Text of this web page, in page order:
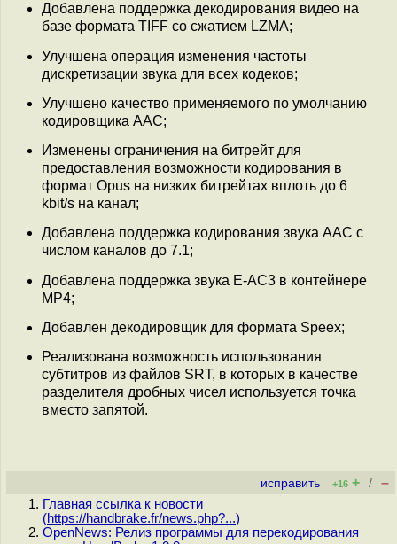
Добавлена поддержка декодирования видео на
базе формата TIFF со сжатием LZMA;
Улучшена операция изменения частоты
дискретизации звука для всех кодеков;
Улучшено качество применяемого по умолчанию
кодировщика AAC;
Изменены ограничения на битрейт для
предоставления возможности кодирования в
формат Opus на низких битрейтах вплоть до 6
kbit/s на канал;
Добавлена поддержка кодирования звука AAC с
числом каналов до 7.1;
Добавлена поддержка звука E-AC3 в контейнере
MP4;
Добавлен декодировщик для формата Speex;
Реализована возможность использования
субтитров из файлов SRT, в которых в качестве
разделителя дробных чисел используется точка
вместо запятой.
исправить +16 + / –
Главная ссылка к новости
(https://handbrake.fr/news.php?...)
OpenNews: Релиз программы для перекодирования